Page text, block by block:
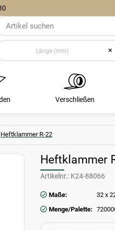
×
Verschließen
Heftklammer R-22
Heftklammer
Artikelnr.: K24-88066
Maße: 32 x
Menge/Palette: